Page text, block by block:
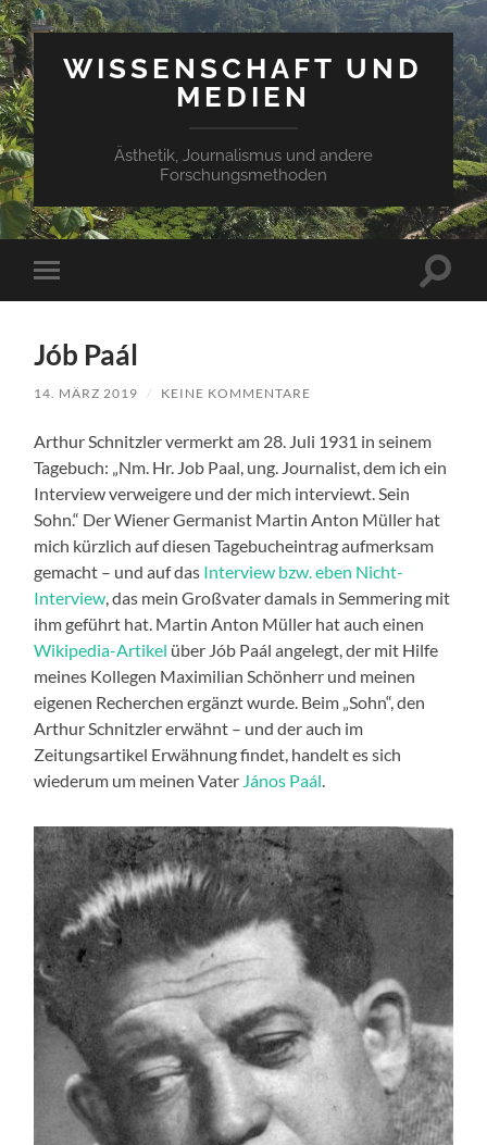
WISSENSCHAFT UND
MEDIEN
Ästhetik, Journalismus und andere
Forschungsmethoden
Mobile-
Menü
Jób Paál
14. MÄRZ 2019 / KEINE KOMMENTARE
Arthur Schnitzler vermerkt am 28. Juli 1931 in seinem
Tagebuch: „Nm. Hr. Job Paal, ung. Journalist, dem ich ein
Interview verweigere und der mich interviewt. Sein
Sohn.“ Der Wiener Germanist Martin Anton Müller hat
mich kürzlich auf diesen Tagebucheintrag aufmerksam
gemacht – und auf das Interview bzw. eben Nicht-
Interview , das mein Großvater damals in Semmering mit
ihm geführt hat. Martin Anton Müller hat auch einen
Wikipedia-Artikel über Jób Paál angelegt, der mit Hilfe
meines Kollegen Maximilian Schönherr und meinen
eigenen Recherchen ergänzt wurde. Beim „Sohn“, den
Arthur Schnitzler erwähnt – und der auch im
Zeitungsartikel Erwähnung findet, handelt es sich
wiederum um meinen Vater János Paál